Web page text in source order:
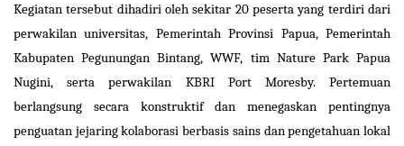
Kegiatan tersebut dihadiri oleh sekitar 20 peserta yang terdiri dari
perwakilan universitas, Pemerintah Provinsi Papua, Pemerintah
Kabupaten Pegunungan Bintang, WWF, tim Nature Park Papua
Nugini, serta perwakilan KBRI Port Moresby. Pertemuan
berlangsung secara konstruktif dan menegaskan pentingnya
penguatan jejaring kolaborasi berbasis sains dan pengetahuan lokal